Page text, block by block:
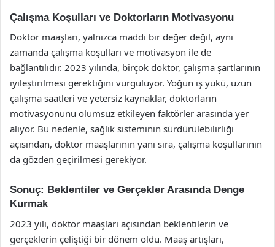
Çalışma Koşulları ve Doktorların Motivasyonu
Doktor maaşları, yalnızca maddi bir değer değil, aynı
zamanda çalışma koşulları ve motivasyon ile de
bağlantılıdır. 2023 yılında, birçok doktor, çalışma şartlarının
iyileştirilmesi gerektiğini vurguluyor. Yoğun iş yükü, uzun
çalışma saatleri ve yetersiz kaynaklar, doktorların
motivasyonunu olumsuz etkileyen faktörler arasında yer
alıyor. Bu nedenle, sağlık sisteminin sürdürülebilirliği
açısından, doktor maaşlarının yanı sıra, çalışma koşullarının
da gözden geçirilmesi gerekiyor.
Sonuç: Beklentiler ve Gerçekler Arasında Denge
Kurmak
2023 yılı, doktor maaşları açısından beklentilerin ve
gerçeklerin çeliştiği bir dönem oldu. Maaş artışları,